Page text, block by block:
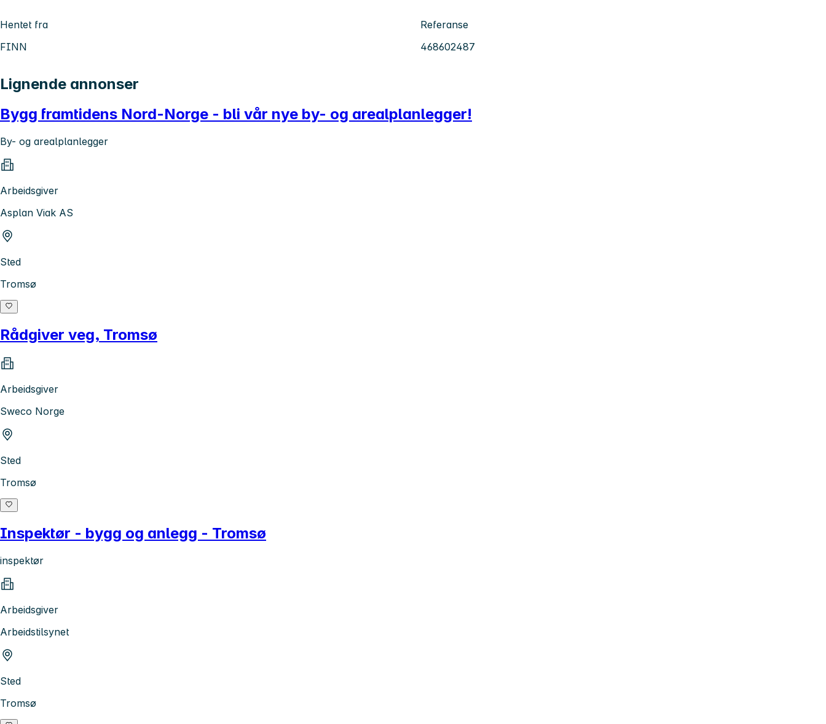
Hentet fra
FINN
Referanse
468602487
Lignende annonser
Bygg framtidens Nord-Norge - bli vår nye by- og arealplanlegger!
By- og arealplanlegger
Arbeidsgiver
Asplan Viak AS
Sted
Tromsø
Rådgiver veg, Tromsø
Arbeidsgiver
Sweco Norge
Sted
Tromsø
Inspektør - bygg og anlegg - Tromsø
inspektør
Arbeidsgiver
Arbeidstilsynet
Sted
Tromsø